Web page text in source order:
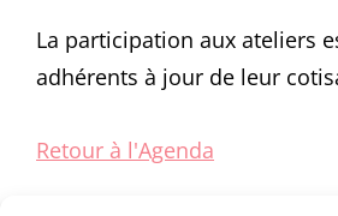
La participation aux ateliers
adhérents à jour de leur
Retour à l'Agenda